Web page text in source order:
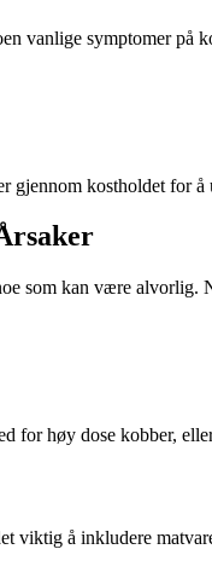
vanlige symptomer på
kostholdet for å
som kan være alvorlig.
for høy dose kobber,
viktig å inkludere